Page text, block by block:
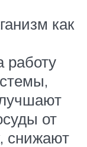
как
работу
от
снижают